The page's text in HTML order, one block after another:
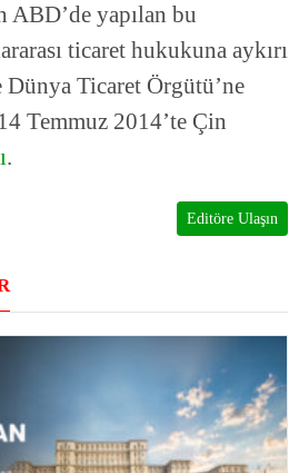
yapılan bu
ticaret hukukuna aykırı
Ticaret Örgütü’ne
Temmuz 2014’te Çin
.
Editöre Ulaşın